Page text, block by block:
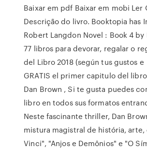
Baixar em pdf Baixar em mobi Ler
Descrição do livro. Booktopia has
Robert Langdon Novel : Book 4 by
77 libros para devorar, regalar o
del Libro 2018 (según tus gustos
GRATIS el primer capitulo del
Dan Brown , Si te gusta puedes
libro en todos sus formatos
Neste fascinante thriller, Dan
mistura magistral de história, arte,
Vinci", "Anjos e Demônios" e "O